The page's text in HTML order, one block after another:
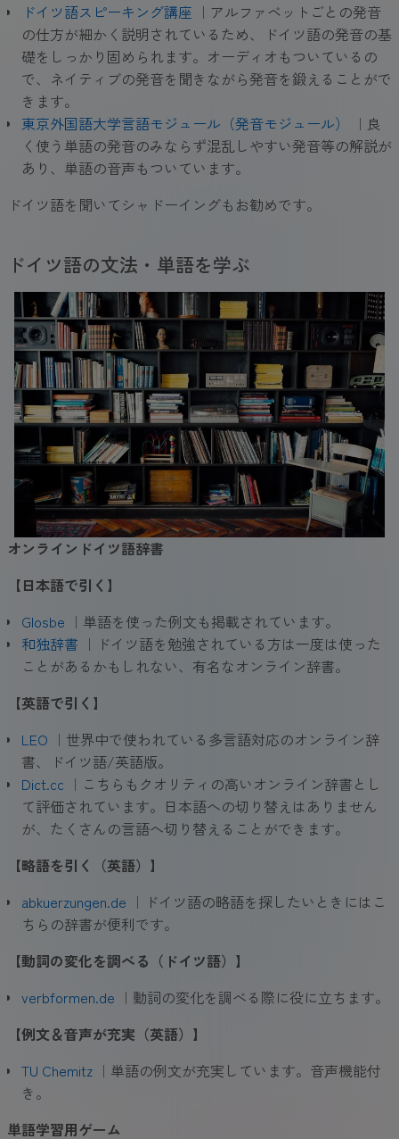
ドイツ語スピーキング講座 ｜アルファベットごとの発音
の仕方が細かく説明されているため、ドイツ語の発音の基
礎をしっかり固められます。オーディオもついているの
で、ネイティブの発音を聞きながら発音を鍛えることがで
きます。
東京外国語大学言語モジュール（発音モジュール）
｜良
く使う単語の発音のみならず混乱しやすい発音等の解説が
あり、単語の音声もついています。
ドイツ語を聞いてシャドーイングもお勧めです。
ドイツ語の文法・単語を学ぶ
オンラインドイツ語辞書
【日本語で引く 】
Glosbe ｜単語を使った例文も掲載されています。
和独辞書 ｜ドイツ語を勉強されている方は一度は使った
ことがあるかもしれない、有名なオンライン辞書。
【英語で引く 】
LEO ｜世界中で使われている多言語対応のオンライン辞
書、ドイツ語/英語版。
Dict.cc ｜こちらもクオリティの高いオンライン辞書とし
て評価されています。日本語への切り替えはありません
が、たくさんの言語へ切り替えることができます。
【略語を引く（英語） 】
abkuerzungen.de ｜ドイツ語の略語を探したいときにはこ
ちらの辞書が便利です。
【動詞の変化を調べる（ドイツ語） 】
verbformen.de ｜動詞の変化を調べる際に役に立ちます。
【例文＆音声が充実（英語） 】
TU Chemitz ｜単語の例文が充実しています。音声機能付
き。
単語学習用ゲーム